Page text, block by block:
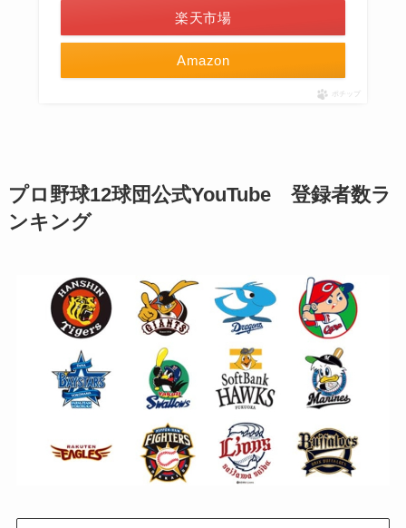
Amazon
楽天市場
ポチップ
プロ野球12球団公式YouTube 登録者数ラ
ンキング